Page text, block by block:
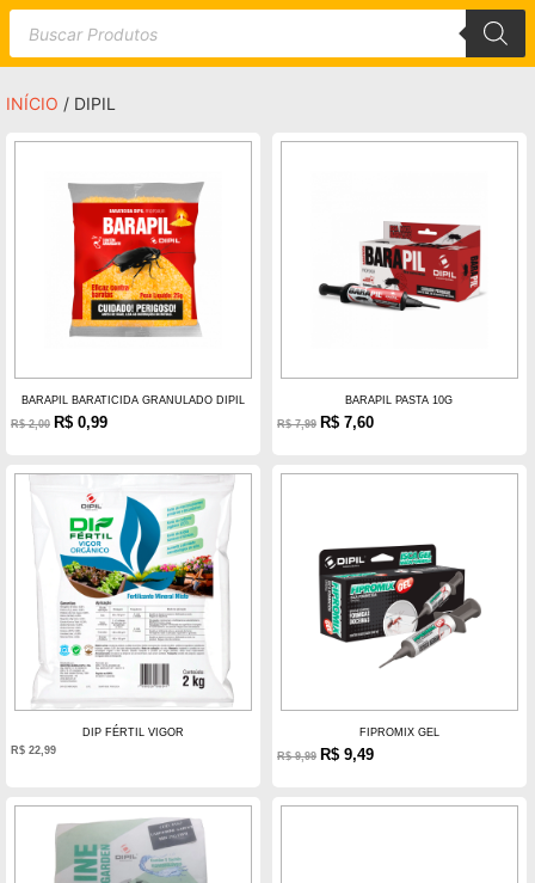
INÍCIO / DIPIL
BARAPIL BARATICIDA GRANULADO DIPIL
R$2,00 R$ 0,99
BARAPIL PASTA 10G
R$7,99 R$ 7,60
DIP FÉRTIL VIGOR
R$ 22,99
FIPROMIX GEL
R$9,99 R$ 9,49